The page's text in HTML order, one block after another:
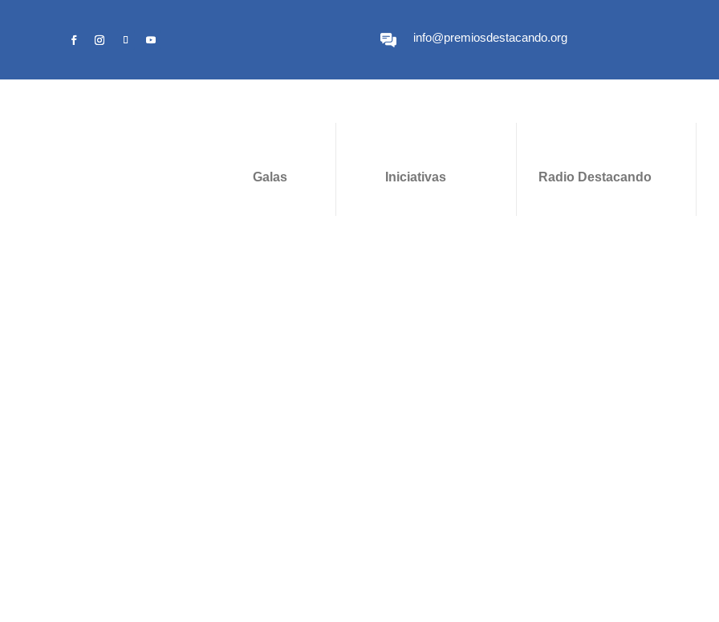
info@premiosdestacando.org
Galas Iniciativas Radio Destacando